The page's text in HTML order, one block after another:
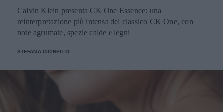
Calvin Klein presenta CK One Essence: una
reinterpretazione più intensa del classico CK One, con
note agrumate, spezie calde e legni
STEFANIA CICIRELLO